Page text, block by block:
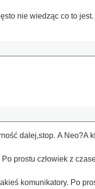
nie wiedząc co to
dalej,stop. A Neo?A
prostu człowiek z
komunikatory. Po